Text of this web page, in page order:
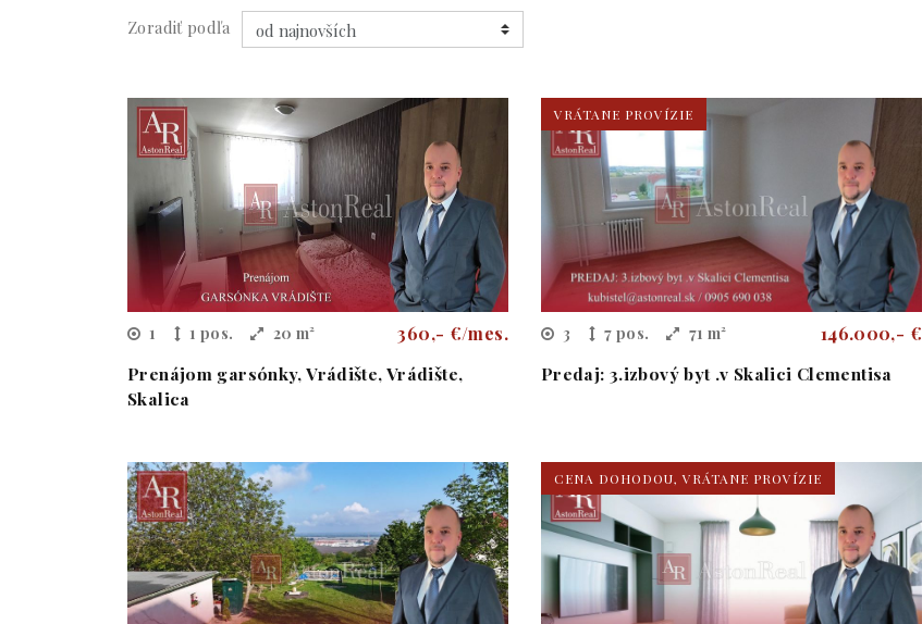
Zoradiť podľa
1 1 pos. 20 m²
360,- €/mes.
Prenájom garsónky, Vrádište, Vrádište,
Skalica
VRÁTANE PROVÍZIE
3 7 pos. 71 m²
146.000,- €
Predaj: 3.izbový byt .v Skalici Clementisa
CENA DOHODOU, VRÁTANE PROVÍZIE